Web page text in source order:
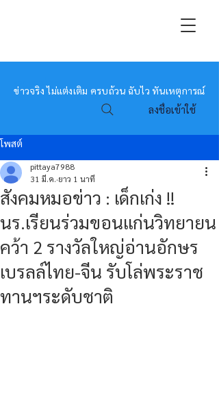
หมอข่าว
ข่าวจริง ไม่แต่งเติม ครบถ้วน ฉับไว ทันเหตุการณ์
ลงชื่อเข้าใช้
โพสต์
สังคมหมอข่าว : เด็กเก่ง !!
นร.เรียนร่วมขอนแก่นวิทยายน
คว้า 2 รางวัลใหญ่อ่านอักษร
เบรลล์ไทย-จีน รับโล่พระราช
ทานฯระดับชาติ
pittaya7988
31 มี.ค. ยาว 1 นาที